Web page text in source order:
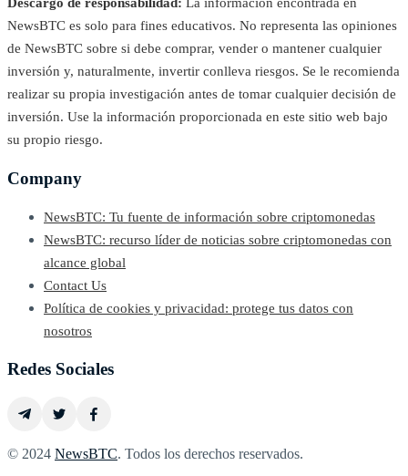
NewsBTC es solo para fines educativos. No representa las opiniones
de NewsBTC sobre si debe comprar, vender o mantener cualquier
inversión y, naturalmente, invertir conlleva riesgos. Se le recomienda
realizar su propia investigación antes de tomar cualquier decisión de
inversión. Use la información proporcionada en este sitio web bajo
su propio riesgo.
Company
NewsBTC: Tu fuente de información sobre criptomonedas
NewsBTC: recurso líder de noticias sobre criptomonedas con
alcance global
Contact Us
Política de cookies y privacidad: protege tus datos con
nosotros
Redes Sociales
© 2024 NewsBTC. Todos los derechos reservados.